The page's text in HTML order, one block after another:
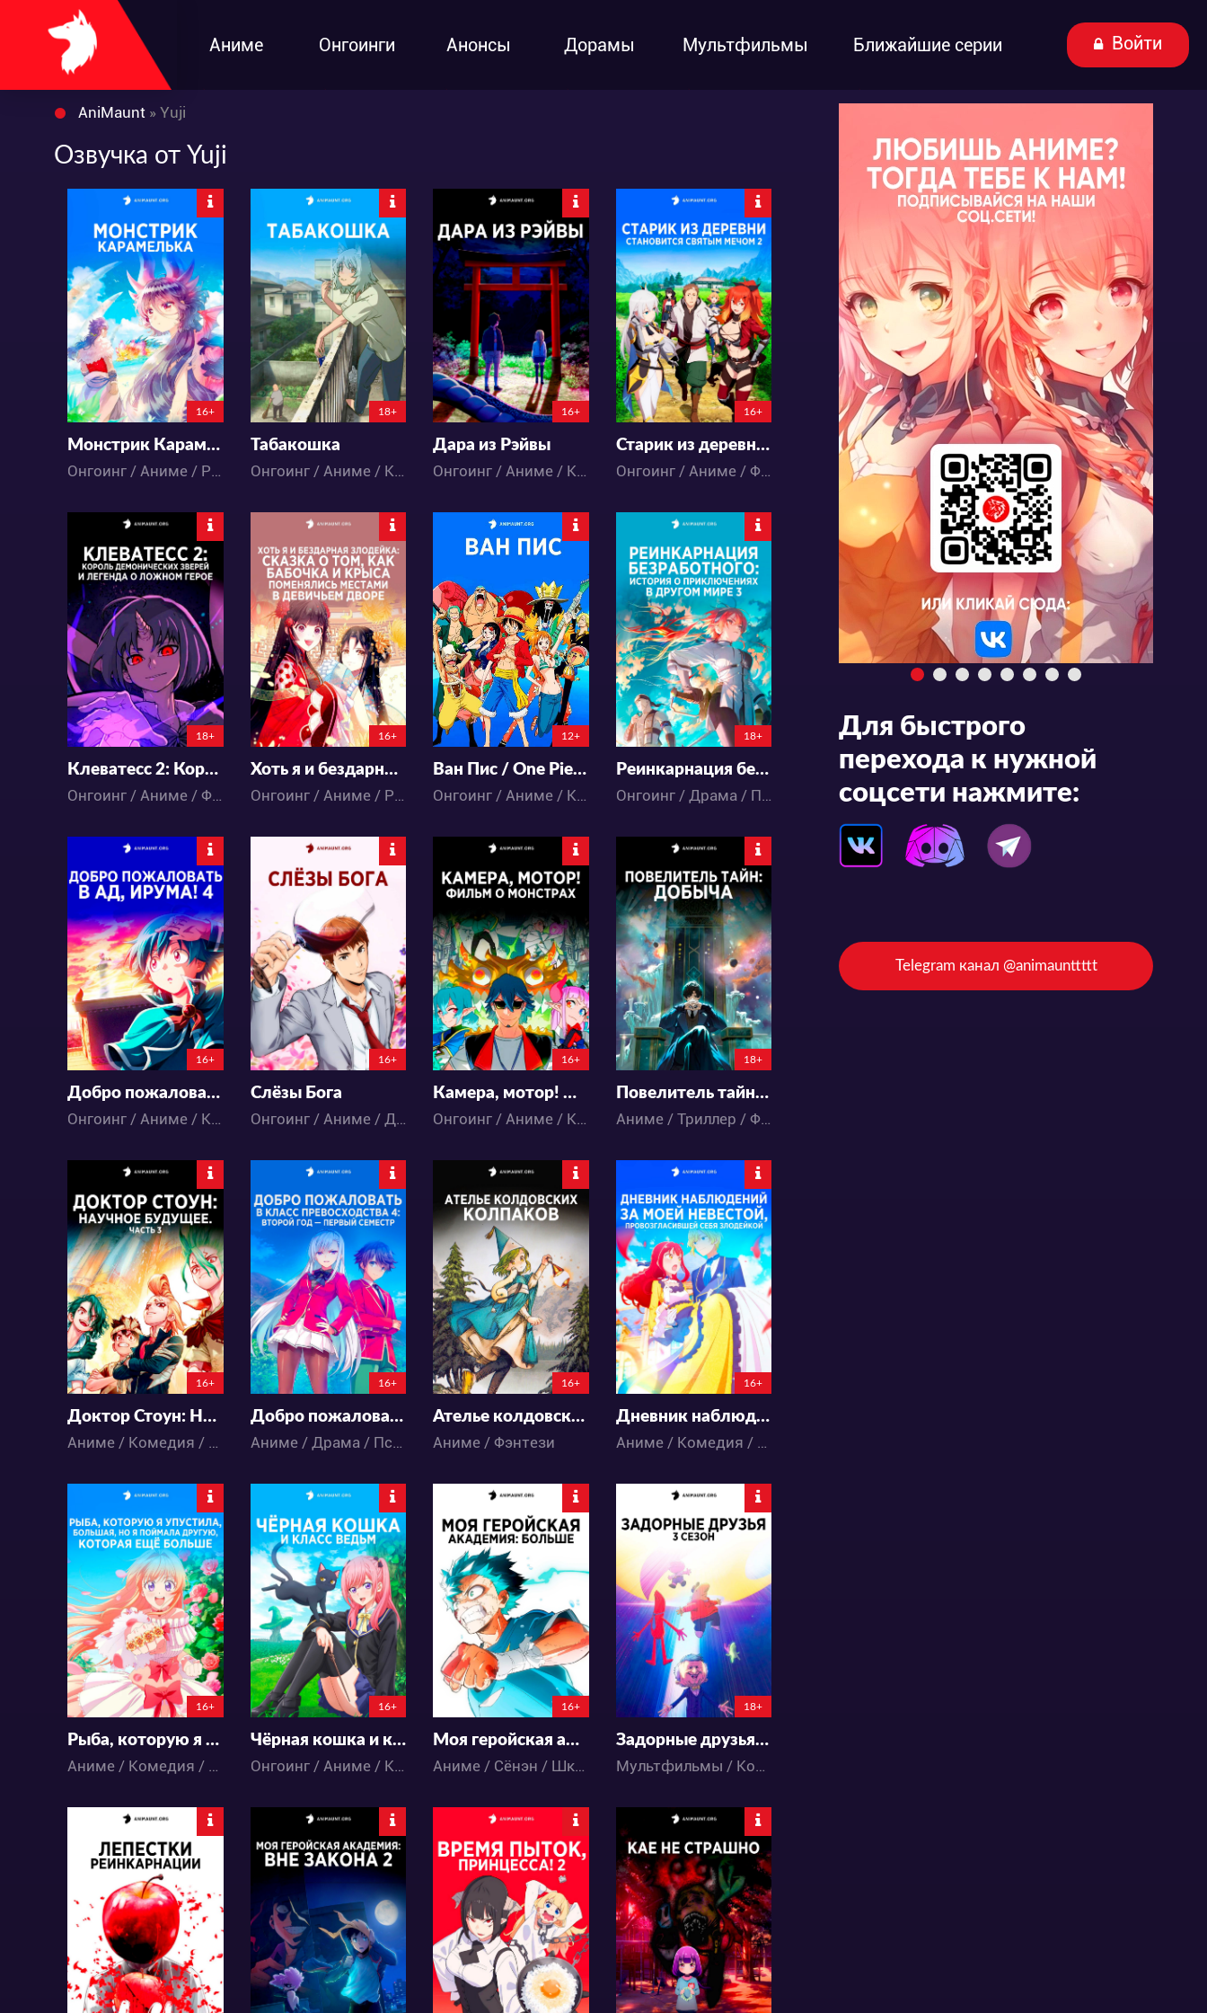
Аниме Онгоинги Анонсы Дорамы Мультфильмы Ближайшие серии Войти
AniMaunt » Yuji
Озвучка от Yuji
14479
49 21
6:20:54:40
16+
Монстрик Карамелька
Онгоинг / Аниме / Романтика / Школа
36807
54 68
6:20:54:40
18+
Табакошка
Онгоинг / Аниме / Комедия
15683
25 8
6:20:25:40
16+
Дара из Рэйвы
Онгоинг / Аниме / Комедия
17931
27 19
5:19:25:40
16+
Старик из деревни становится Святым мечом 2
Онгоинг / Аниме / Фэнтези / Экшен
15609
33 30
5:15:51:40
18+
Клеватесс 2: Король демонических зверей и легенда о ложном герое
Онгоинг / Аниме / Фэнтези / Экшен
6722
43 30
2:20:25:40
16+
Хоть я и бездарная злодейка: Сказка о том, как бабочка и крыса поменялись местами в девичьем дворе
Онгоинг / Аниме / Романтика / Фэнтези
2100019
871 4813
2:19:25:40
12+
Ван Пис / One Piece (892-... В НАШЕЙ ОЗВУЧКЕ)
Онгоинг / Аниме / Комедия / Приключения / Сёнэн / Фэнтези / Экшен
28687
66 61
2:20:54:40
18+
Реинкарнация безработного: История о приключениях в другом мире 3
Онгоинг / Драма / Приключения / Фэнтези
17837
63 41
1:17:55:40
16+
Добро пожаловать в ад, Ирума! 4
Онгоинг / Аниме / Комедия / Сёнэн / Фэнтези / Школа
30816
88 32
19:25:40
16+
Слёзы Бога
Онгоинг / Аниме / Драма
7566
65 34
16+
Камера, мотор! Фильм о монстрах
Онгоинг / Аниме / Комедия
12681
23 14
18+
Повелитель тайн: Добыча
Аниме / Триллер / Фэнтези / Экшен
21778
74 35
16+
Доктор Стоун: Научное будущее. Часть 3
Аниме / Комедия / Приключения / Сёнэн / Фантастика
23928
106 62
16+
Добро пожаловать в класс превосходства 4: Второй год — Первый семестр
Аниме / Драма / Психология / Триллер / Школа
19773
126 75
16+
Ателье колдовских колпаков
Аниме / Фэнтези
27738
60 38
16+
Дневник наблюдений за моей невестой, провозгласившей себя злодейкой
Аниме / Комедия / Романтика / Фэнтези
20221
85 53
16+
Рыба, которую я упустила, большая, но я поймала другую, которая ещё больше
Аниме / Комедия / Романтика / Фэнтези
30445
53 26
2:20:17:40
16+
Чёрная кошка и класс ведьм
Онгоинг / Аниме / Комедия / Фэнтези / Школа
9208
24 10
16+
Моя геройская академия: Больше
Аниме / Сёнэн / Школа / Экшен
44060
59 28
18+
Задорные друзья 3 сезон
Мультфильмы / Комедия
8735
49 22
16354
71 22
13323
79 23
11124
72 27
Для быстрого
перехода к нужной
соцсети нажмите:
Telegram канал @animaunttttt